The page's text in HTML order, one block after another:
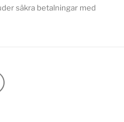
säkra betalningar med